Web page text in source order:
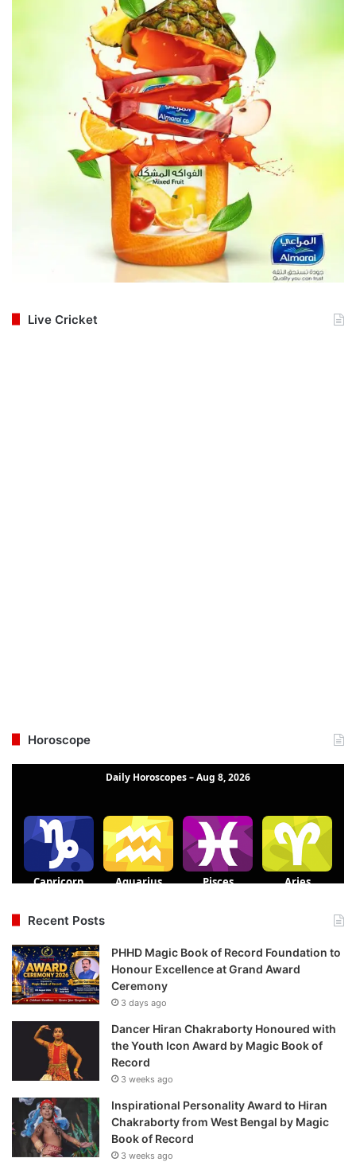
Live Cricket
Horoscope
Recent Posts
PHHD Magic Book of Record Foundation to
Honour Excellence at Grand Award
Ceremony
3 days ago
Dancer Hiran Chakraborty Honoured with
the Youth Icon Award by Magic Book of
Record
3 weeks ago
Inspirational Personality Award to Hiran
Chakraborty from West Bengal by Magic
Book of Record
3 weeks ago